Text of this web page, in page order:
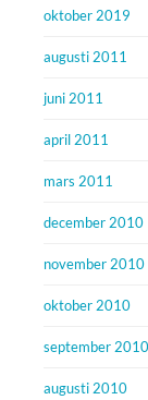
oktober 2019
augusti 2011
juni 2011
april 2011
mars 2011
december 2010
november 2010
oktober 2010
september 2010
augusti 2010